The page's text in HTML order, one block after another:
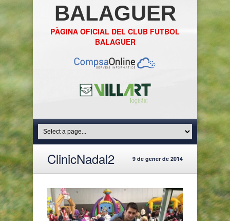
BALAGUER
PÀGINA OFICIAL DEL CLUB FUTBOL
BALAGUER
ClinicNadal2 9 de gener de 2014